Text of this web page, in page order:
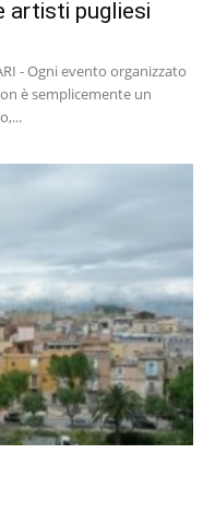
artisti pugliesi
- Ogni evento organizzato
è semplicemente un